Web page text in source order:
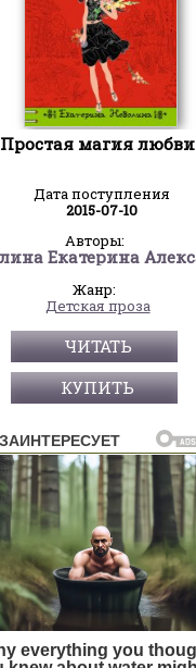
Простая магия любви
Дата поступления
2015-07-10
Авторы:
Жанр:
Детская проза
ЧИТАТЬ
КУПИТЬ